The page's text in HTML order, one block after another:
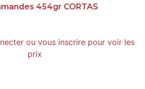
454gr CORTAS
ou vous inscrire pour voir les
prix